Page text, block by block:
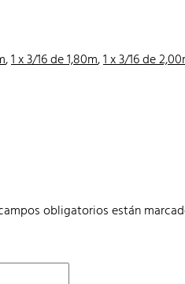
,1 x 3/16 de 1,80m,1 x 3/16 de
obligatorios están